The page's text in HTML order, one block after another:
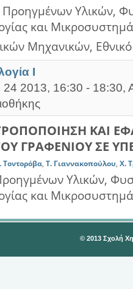
Προηγμένων Υλικών,
και
Μηχανικών,
Ι
2013, 16:30 - 18:30,
ΚΑΙ
ΓΡΑΦΕΝΙΟΥ ΣΕ
Τοντορόβα, Τ. Γιαννακοπούλου, Χ.
Υλικών,
και
© 2013 Σχολή